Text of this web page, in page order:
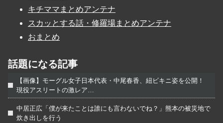
キチママまとめアンテナ
スカッとする話・修羅場まとめアンテナ
おまとめ
話題になる記事
【画像】モーグル女子日本代表・中尾春香、紐ビキニ姿を公開！
現役アスリートの激レア…
中居正広「僕が来たことは誰にも言わないでね？」熊本の被災地で
炊き出しを行う